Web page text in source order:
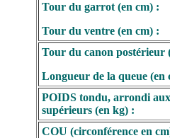
Tour du garrot (en cm) :
Tour du ventre (en cm) :
Tour du canon postérieur
Longueur de la queue (en
POIDS tondu, arrondi
supérieurs (en kg) :
COU (circonférence en